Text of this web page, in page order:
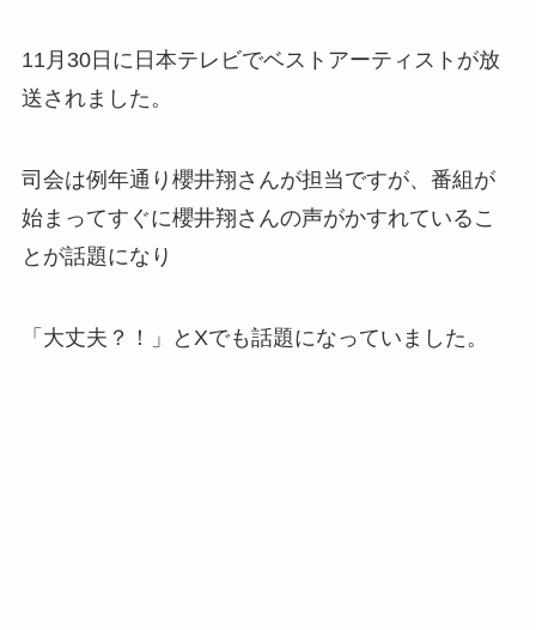
11月30日に日本テレビでベストアーティストが放
送されました。
司会は例年通り櫻井翔さんが担当ですが、番組が
始まってすぐに櫻井翔さんの声がかすれているこ
とが話題になり
「大丈夫？！」とXでも話題になっていました。